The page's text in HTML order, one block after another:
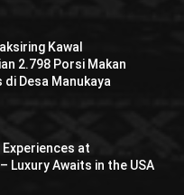
Kawal
2.798 Porsi Makan
di Desa Manukaya
Experiences at
Luxury Awaits in the USA